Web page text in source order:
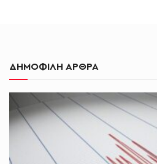
ΔΗΜΟΦΙΛΗ ΑΡΘΡΑ